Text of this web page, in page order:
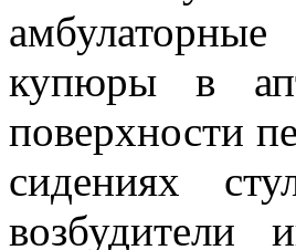
купюры в
поверхности
сидениях